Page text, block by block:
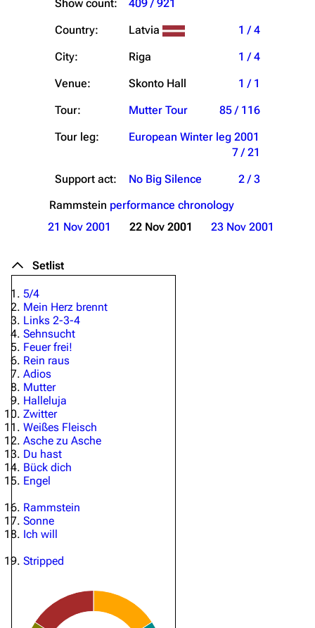
Show count:
409 / 921
Country:
Latvia
1 / 4
City:
Riga
1 / 4
Venue:
Skonto Hall
1 / 1
Tour:
Mutter Tour
85 / 116
Tour leg:
European Winter leg 2001
7 / 21
Support act:
No Big Silence
2 / 3
Rammstein performance chronology
21 Nov 2001
22 Nov 2001 23 Nov 2001
Setlist
5/4
Mein Herz brennt
Links 2-3-4
Sehnsucht
Feuer frei!
Rein raus
Adios
Mutter
Halleluja
Zwitter
Weißes Fleisch
Asche zu Asche
Du hast
Bück dich
Engel
Rammstein
Sonne
Ich will
Stripped